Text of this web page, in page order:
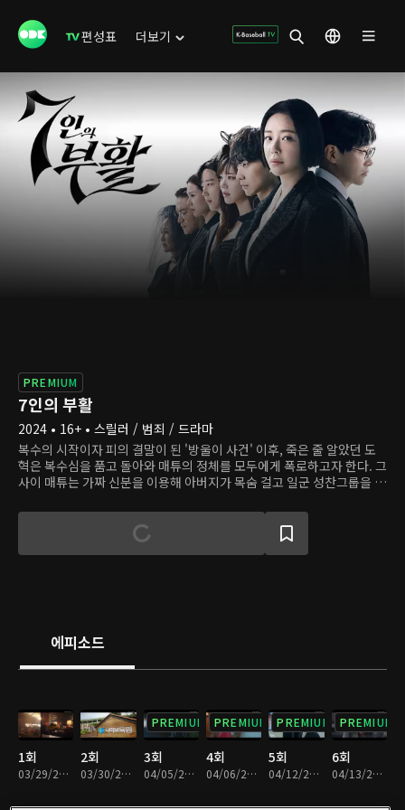
편성표 더보기
PREMIUM
7인의 부활
2024 • 16+ • 스릴러 / 범죄 / 드라마
복수의 시작이자 피의 결말이 된 '방울이 사건' 이후, 죽은 줄 알았던 도
혁은 복수심을 품고 돌아와 매튜의 정체를 모두에게 폭로하고자 한다. 그
사이 매튜는 가짜 신분을 이용해 아버지가 목숨 걸고 일군 성찬그룹을 인
의 게임 앞에 뭉친다. 누군가는 복수를 위해, 누군가는 권력을 위해, 그리
고 누군가는 숨겨둔 진정한 목표를 위해. 거짓으로 다시 태어난 7인의 운
에피소드
1회
03/29/2024 • 1시간 24분
2회
03/30/2024 • 1시간 5분
PREMIUM
3회
04/05/2024 • 1시간 8분
PREMIUM
4회
04/06/2024 • 1시간 10분
PREMIUM
5회
04/12/2024 • 1시간 7분
PREMIUM
6회
04/13/2024 • 1시간 11분